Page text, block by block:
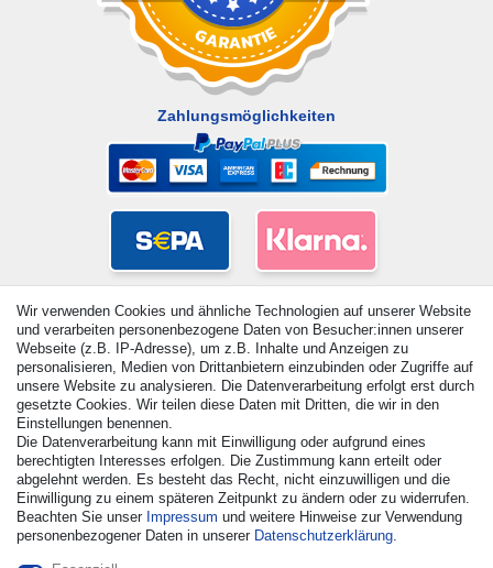
Zahlungsmöglichkeiten
© Copyright 2026 | Alle Rechte vorbehalten. - Alle Rechte
vorbehalten. Preisangaben inkl. gesetzl. 19% MwSt. |
Grundpreise siehe Artikeldetail | *Gilt für Lieferungen nach
Deutschland!
Wir verwenden Cookies und ähnliche Technologien auf unserer Website
und verarbeiten personenbezogene Daten von Besucher:innen unserer
Webseite (z.B. IP-Adresse), um z.B. Inhalte und Anzeigen zu
personalisieren, Medien von Drittanbietern einzubinden oder Zugriffe auf
unsere Website zu analysieren. Die Datenverarbeitung erfolgt erst durch
gesetzte Cookies. Wir teilen diese Daten mit Dritten, die wir in den
Einstellungen benennen.
Die Datenverarbeitung kann mit Einwilligung oder aufgrund eines
berechtigten Interesses erfolgen. Die Zustimmung kann erteilt oder
abgelehnt werden. Es besteht das Recht, nicht einzuwilligen und die
Einwilligung zu einem späteren Zeitpunkt zu ändern oder zu widerrufen.
Beachten Sie unser Impressum und weitere Hinweise zur Verwendung
personenbezogener Daten in unserer Daten­schutz­erklärung.